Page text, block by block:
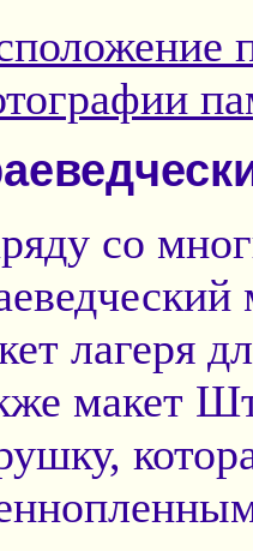
со
лагеря
макет